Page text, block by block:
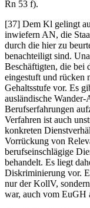
Rn 53 f).
[37] Dem Kl gelingt
inwiefern AN, die
durch die hier zu
benachteiligt sind.
Beschäftigten, die bei
eingestuft und rücken
Gehaltsstufe vor. Es
ausländische
Berufserfahrungen
Verfahren ist auch
konkreten
Vorrückung von
berufseinschlägige
behandelt. Es liegt
Diskriminierung vor.
nur der KollV,
war, auch vom EuGH